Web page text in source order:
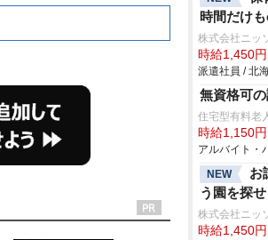
時間だけ
株式会社ニッ
時給1,450円
派遣社員 / 北
無資格可
住宅型有料老
時給1,150円
アルバイト・
NEW
お
う園を探
株式会社ニッ
時給1,450円